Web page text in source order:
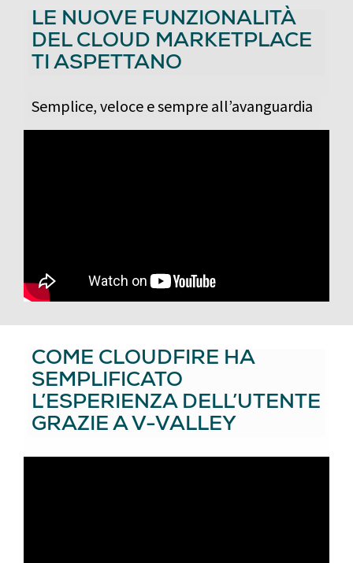
LE NUOVE FUNZIONALITÀ
DEL CLOUD MARKETPLACE
TI ASPETTANO
Semplice, veloce e sempre all’avanguardia
COME CLOUDFIRE HA
SEMPLIFICATO
L’ESPERIENZA DELL’UTENTE
GRAZIE A V-VALLEY